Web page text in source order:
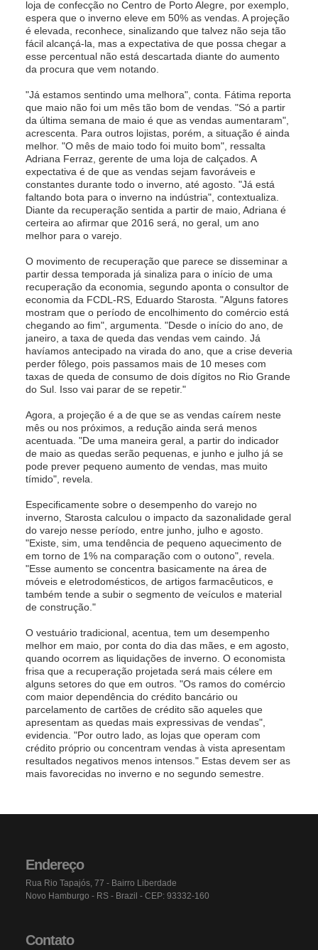
loja de confecção no Centro de Porto Alegre, por exemplo,
espera que o inverno eleve em 50% as vendas. A projeção
é elevada, reconhece, sinalizando que talvez não seja tão
fácil alcançá-la, mas a expectativa de que possa chegar a
esse percentual não está descartada diante do aumento
da procura que vem notando.
"Já estamos sentindo uma melhora", conta. Fátima reporta
que maio não foi um mês tão bom de vendas. "Só a partir
da última semana de maio é que as vendas aumentaram",
acrescenta. Para outros lojistas, porém, a situação é ainda
melhor. "O mês de maio todo foi muito bom", ressalta
Adriana Ferraz, gerente de uma loja de calçados. A
expectativa é de que as vendas sejam favoráveis e
constantes durante todo o inverno, até agosto. "Já está
faltando bota para o inverno na indústria", contextualiza.
Diante da recuperação sentida a partir de maio, Adriana é
certeira ao afirmar que 2016 será, no geral, um ano
melhor para o varejo.
O movimento de recuperação que parece se disseminar a
partir dessa temporada já sinaliza para o início de uma
recuperação da economia, segundo aponta o consultor de
economia da FCDL-RS, Eduardo Starosta. "Alguns fatores
mostram que o período de encolhimento do comércio está
chegando ao fim", argumenta. "Desde o início do ano, de
janeiro, a taxa de queda das vendas vem caindo. Já
havíamos antecipado na virada do ano, que a crise deveria
perder fôlego, pois passamos mais de 10 meses com
taxas de queda de consumo de dois dígitos no Rio Grande
do Sul. Isso vai parar de se repetir."
Agora, a projeção é a de que se as vendas caírem neste
mês ou nos próximos, a redução ainda será menos
acentuada. "De uma maneira geral, a partir do indicador
de maio as quedas serão pequenas, e junho e julho já se
pode prever pequeno aumento de vendas, mas muito
tímido", revela.
Especificamente sobre o desempenho do varejo no
inverno, Starosta calculou o impacto da sazonalidade geral
do varejo nesse período, entre junho, julho e agosto.
"Existe, sim, uma tendência de pequeno aquecimento de
em torno de 1% na comparação com o outono", revela.
"Esse aumento se concentra basicamente na área de
móveis e eletrodomésticos, de artigos farmacêuticos, e
também tende a subir o segmento de veículos e material
de construção."
O vestuário tradicional, acentua, tem um desempenho
melhor em maio, por conta do dia das mães, e em agosto,
quando ocorrem as liquidações de inverno. O economista
frisa que a recuperação projetada será mais célere em
alguns setores do que em outros. "Os ramos do comércio
com maior dependência do crédito bancário ou
parcelamento de cartões de crédito são aqueles que
apresentam as quedas mais expressivas de vendas",
evidencia. "Por outro lado, as lojas que operam com
crédito próprio ou concentram vendas à vista apresentam
resultados negativos menos intensos." Estas devem ser as
mais favorecidas no inverno e no segundo semestre.
Endereço
Rua Rio Tapajós, 77 - Bairro Liberdade
Novo Hamburgo - RS - Brazil - CEP: 93332-160
Contato